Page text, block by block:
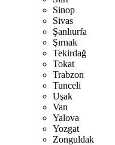
Sinop
Sivas
Şanlıurfa
Şırnak
Tekirdağ
Tokat
Trabzon
Tunceli
Uşak
Van
Yalova
Yozgat
Zonguldak